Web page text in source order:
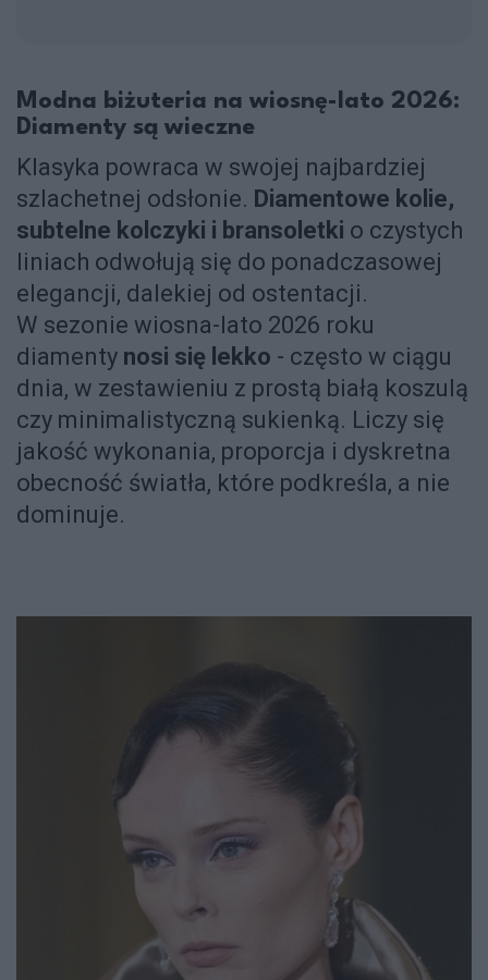
Modna biżuteria na wiosnę-lato 2026:
Diamenty są wieczne
Klasyka powraca w swojej najbardziej
szlachetnej odsłonie. Diamentowe kolie,
subtelne kolczyki i bransoletki o czystych
liniach odwołują się do ponadczasowej
elegancji, dalekiej od ostentacji.
W sezonie wiosna-lato 2026 roku
diamenty nosi się lekko - często w ciągu
dnia, w zestawieniu z prostą białą koszulą
czy minimalistyczną sukienką. Liczy się
jakość wykonania, proporcja i dyskretna
obecność światła, które podkreśla, a nie
dominuje.